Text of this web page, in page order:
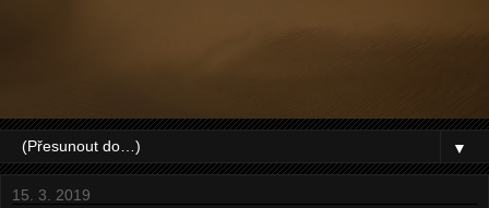
▼
15. 3. 2019